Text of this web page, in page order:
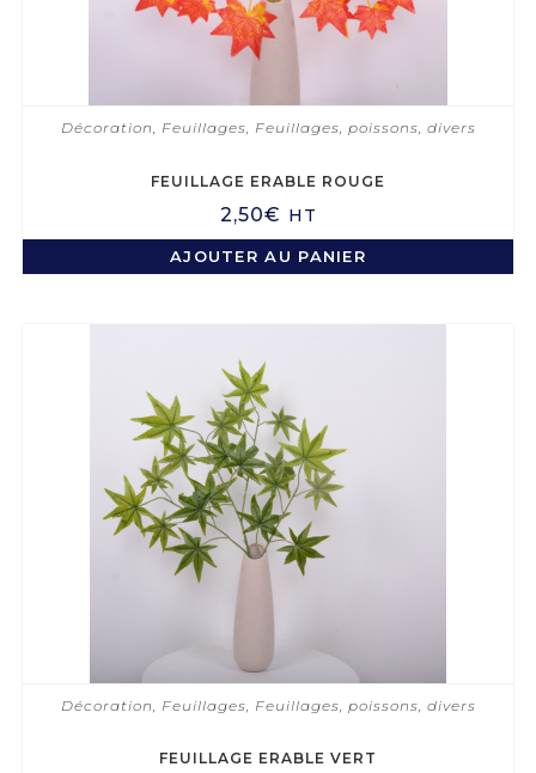
Décoration, Feuillages, Feuillages, poissons, divers
FEUILLAGE ERABLE ROUGE
2,50€ HT
AJOUTER AU PANIER
Décoration, Feuillages, Feuillages, poissons, divers
FEUILLAGE ERABLE VERT